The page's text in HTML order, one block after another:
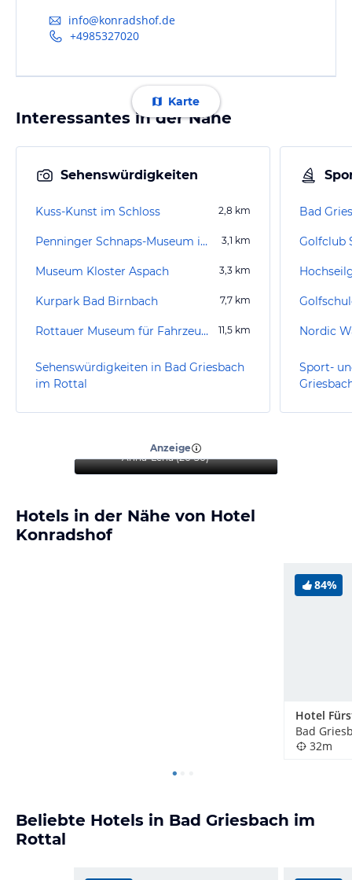
info@konradshof.de
+4985327020
Karte
Interessantes in der Nähe
Sehenswürdigkeiten
Kuss-Kunst im Schloss 2,8 km
Penninger Schnaps-Museum im Griesbacher Brauhaus (geschlossen) 3,1 km
Museum Kloster Aspach 3,3 km
Kurpark Bad Birnbach 7,7 km
Rottauer Museum für Fahrzeuge, Wehrtechnik und Zeitgeschichte 11,5 km
Sehenswürdigkeiten in Bad Griesbach
im Rottal
Bad
Golfclub
Nordic
Sport-
Anzeige
Anna-Lena(26-30)
Hotels in der Nähe von Hotel
Konradshof
84%
32m
Beliebte Hotels in Bad Griesbach im
Rottal